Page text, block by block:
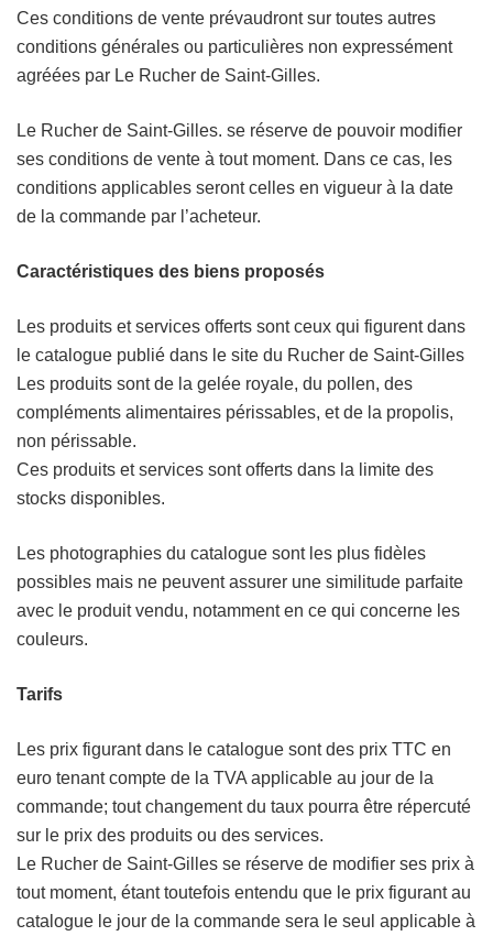
Ces conditions de vente prévaudront sur toutes autres
conditions générales ou particulières non expressément
agréées par Le Rucher de Saint-Gilles.
Le Rucher de Saint-Gilles. se réserve de pouvoir modifier
ses conditions de vente à tout moment. Dans ce cas, les
conditions applicables seront celles en vigueur à la date
de la commande par l’acheteur.
Caractéristiques des biens proposés
Les produits et services offerts sont ceux qui figurent dans
le catalogue publié dans le site du Rucher de Saint-Gilles
Les produits sont de la gelée royale, du pollen, des
compléments alimentaires périssables, et de la propolis,
non périssable.
Ces produits et services sont offerts dans la limite des
stocks disponibles.
Les photographies du catalogue sont les plus fidèles
possibles mais ne peuvent assurer une similitude parfaite
avec le produit vendu, notamment en ce qui concerne les
couleurs.
Tarifs
Les prix figurant dans le catalogue sont des prix TTC en
euro tenant compte de la TVA applicable au jour de la
commande; tout changement du taux pourra être répercuté
sur le prix des produits ou des services.
Le Rucher de Saint-Gilles se réserve de modifier ses prix à
tout moment, étant toutefois entendu que le prix figurant au
catalogue le jour de la commande sera le seul applicable à